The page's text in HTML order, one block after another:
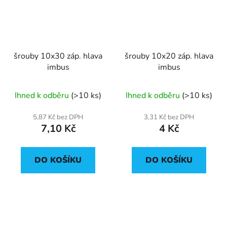
šrouby 10x30 záp. hlava
imbus
Ihned k odběru (>10 ks)
5,87 Kč bez DPH
7,10 Kč
DO KOŠÍKU
šrouby 10x20 záp. hlava
imbus
Ihned k odběru (>10 ks)
3,31 Kč bez DPH
4 Kč
DO KOŠÍKU